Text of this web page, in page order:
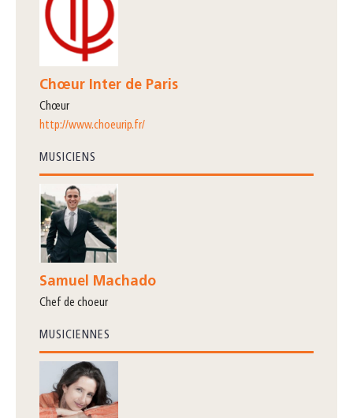
Chœur Inter de Paris
Chœur
http://www.choeurip.fr/
MUSICIENS
Samuel Machado
chef de choeur
MUSICIENNES